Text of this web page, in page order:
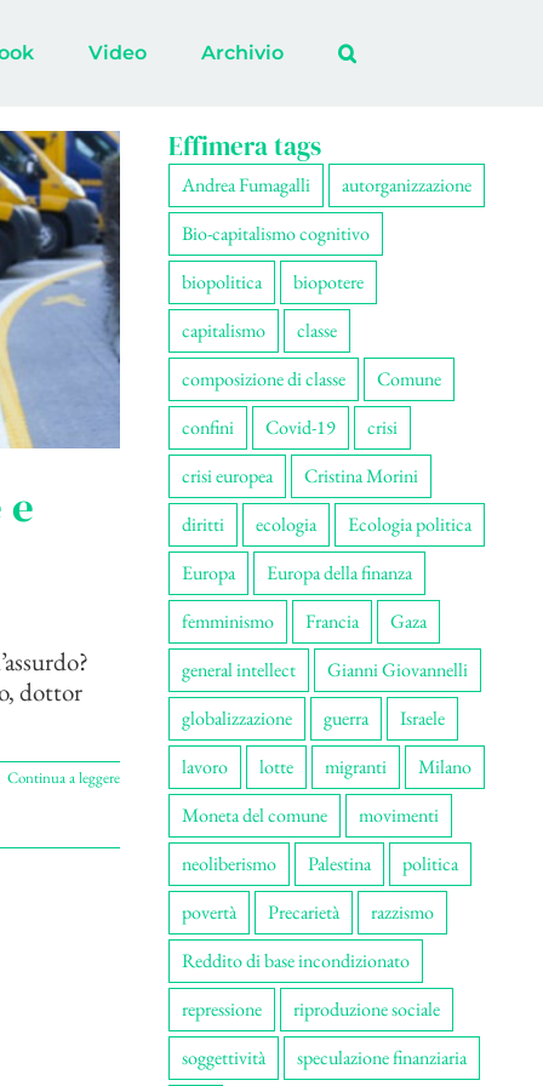
Video Archivio
dottor
Continua a leggere
Effimera tags
Andrea Fumagalli
autorganizzazione
Bio-capitalismo cognitivo
biopolitica
biopotere
capitalismo
classe
composizione di classe
Comune
confini
Covid-19
crisi
crisi europea
Cristina Morini
diritti
ecologia
Ecologia politica
Europa
Europa della finanza
femminismo
Francia
Gaza
general intellect
Gianni Giovannelli
globalizzazione
guerra
Israele
lavoro
lotte migranti
Milano
Moneta del comune
movimenti
neoliberismo
Palestina
politica
povertà
Precarietà
razzismo
Reddito di base incondizionato
repressione
riproduzione sociale
soggettività
speculazione finanziaria